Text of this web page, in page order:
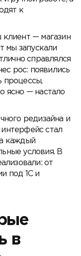
к
клиент — магазин
мы запускали
справлялся
рос: появились
процессы,
ясно — настало
редизайна и
стал
каждый
условия. В
от
под 1С и
в